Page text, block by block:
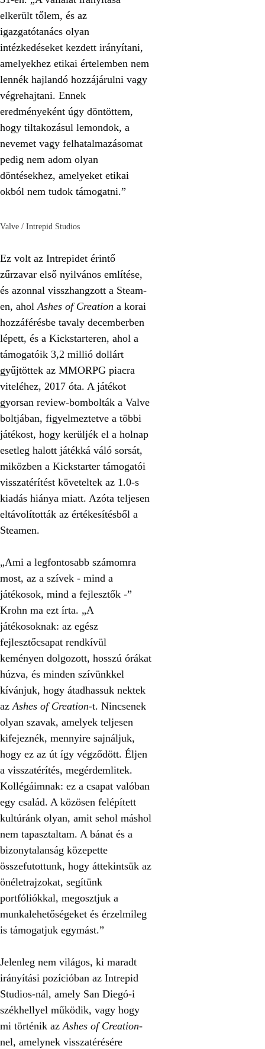
elkerült tőlem, és az
igazgatótanács olyan
intézkedéseket kezdett irányítani,
amelyekhez etikai értelemben nem
lennék hajlandó hozzájárulni vagy
végrehajtani. Ennek
eredményeként úgy döntöttem,
hogy tiltakozásul lemondok, a
nevemet vagy felhatalmazásomat
pedig nem adom olyan
döntésekhez, amelyeket etikai
okból nem tudok támogatni.”
Valve / Intrepid Studios
Ez volt az Intrepidet érintő
zűrzavar első nyilvános említése,
és azonnal visszhangzott a Steam-
en, aholAshes of Creation a korai
hozzáférésbe tavaly decemberben
lépett, és a Kickstarteren, ahol a
támogatóik 3,2 millió dollárt
gyűjtöttek az MMORPG piacra
viteléhez, 2017 óta. A játékot
gyorsan review-bombolták a Valve
boltjában, figyelmeztetve a többi
játékost, hogy kerüljék el a holnap
esetleg halott játékká váló sorsát,
miközben a Kickstarter támogatói
visszatérítést követeltek az 1.0-s
kiadás hiánya miatt. Azóta teljesen
eltávolították az értékesítésből a
Steamen.
„Ami a legfontosabb számomra
most, az a szívek - mind a
játékosok, mind a fejlesztők -”
Krohn ma ezt írta. „A
játékosoknak: az egész
fejlesztőcsapat rendkívül
keményen dolgozott, hosszú órákat
húzva, és minden szívünkkel
kívánjuk, hogy átadhassuk nektek
azAshes of Creation-t. Nincsenek
olyan szavak, amelyek teljesen
kifejeznék, mennyire sajnáljuk,
hogy ez az út így végződött. Éljen
a visszatérítés, megérdemlitek.
Kollégáimnak: ez a csapat valóban
egy család. A közösen felépített
kultúránk olyan, amit sehol máshol
nem tapasztaltam. A bánat és a
bizonytalanság közepette
összefutottunk, hogy áttekintsük az
önéletrajzokat, segítünk
portfóliókkal, megosztjuk a
munkalehetőségeket és érzelmileg
is támogatjuk egymást.”
Jelenleg nem világos, ki maradt
irányítási pozícióban az Intrepid
Studios-nál, amely San Diegó-i
székhellyel működik, vagy hogy
mi történik azAshes of Creation-
nel, amelynek visszatérésére